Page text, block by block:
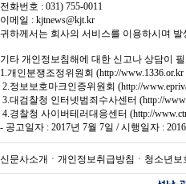
전화번호 : 031) 755-0011
이메일 : kjtnews@kjt.kr
귀하께서는 회사의 서비스를 이용하시며
기타 개인정보침해에 대한 신고나 상담이
1.개인분쟁조정위원회 (http://www.1336.or.kr
2.정보보호마크인증위원회 (http://
3.대검찰청 인터넷범죄수사센터 (http://
4.경찰청 사이버테러대응센터 (http://
- 공고일자 : 2017년 7월 7일 / 시행일자 :
신문사소개 ㆍ 개인정보취급방침 ㆍ 청소년보